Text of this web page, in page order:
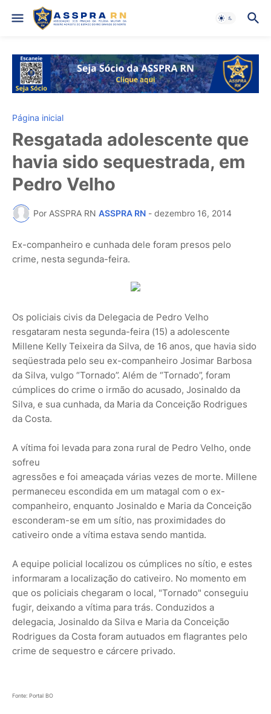
Página inicial
Resgatada adolescente que
havia sido sequestrada, em
Pedro Velho
Por ASSPRA RN ASSPRA RN - dezembro 16, 2014
Ex-companheiro e cunhada dele foram presos pelo
crime, nesta segunda-feira.
Os policiais civis da Delegacia de Pedro Velho
resgataram nesta segunda-feira (15) a adolescente
Millene Kelly Teixeira da Silva, de 16 anos, que havia sido
seqüestrada pelo seu ex-companheiro Josimar Barbosa
da Silva, vulgo “Tornado”. Além de “Tornado”, foram
cúmplices do crime o irmão do acusado, Josinaldo da
Silva, e sua cunhada, da Maria da Conceição Rodrigues
da Costa.
A vítima foi levada para zona rural de Pedro Velho, onde
sofreu
agressões e foi ameaçada várias vezes de morte. Millene
permaneceu escondida em um matagal com o ex-
companheiro, enquanto Josinaldo e Maria da Conceição
esconderam-se em um sítio, nas proximidades do
cativeiro onde a vítima estava sendo mantida.
A equipe policial localizou os cúmplices no sítio, e estes
informaram a localização do cativeiro. No momento em
que os policiais chegaram o local, "Tornado" conseguiu
fugir, deixando a vítima para trás. Conduzidos a
delegacia, Josinaldo da Silva e Maria da Conceição
Rodrigues da Costa foram autuados em flagrantes pelo
crime de sequestro e cárcere privado.
Fonte: Portal BO